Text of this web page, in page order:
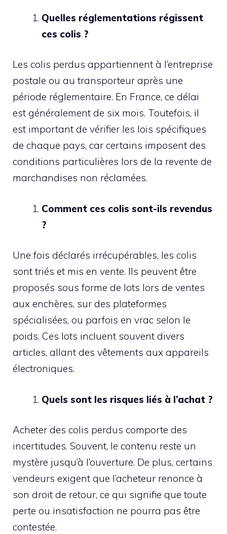
Quelles réglementations régissent
ces colis ?
Les colis perdus appartiennent à l’entreprise
postale ou au transporteur après une
période réglementaire. En France, ce délai
est généralement de six mois. Toutefois, il
est important de vérifier les lois spécifiques
de chaque pays, car certains imposent des
conditions particulières lors de la revente de
marchandises non réclamées.
Comment ces colis sont-ils revendus
?
Une fois déclarés irrécupérables, les colis
sont triés et mis en vente. Ils peuvent être
proposés sous forme de lots lors de ventes
aux enchères, sur des plateformes
spécialisées, ou parfois en vrac selon le
poids. Ces lots incluent souvent divers
articles, allant des vêtements aux appareils
électroniques.
Quels sont les risques liés à l’achat ?
Acheter des colis perdus comporte des
incertitudes. Souvent, le contenu reste un
mystère jusqu’à l’ouverture. De plus, certains
vendeurs exigent que l’acheteur renonce à
son droit de retour, ce qui signifie que toute
perte ou insatisfaction ne pourra pas être
contestée.